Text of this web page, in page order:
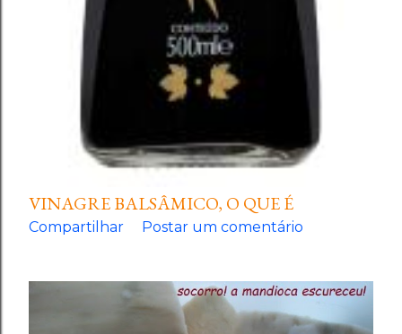
VINAGRE BALSÂMICO, O QUE É
Compartilhar Postar um comentário